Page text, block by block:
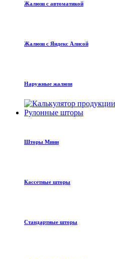
Жалюзи с автоматикой
Жалюзи с Яндекс Алисой
Наружные жалюзи
Рулонные шторы
Шторы Мини
Кассетные шторы
Стандартные шторы